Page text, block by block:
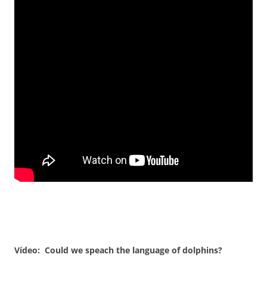
Vídeo: Could we speach the language of dolphins?